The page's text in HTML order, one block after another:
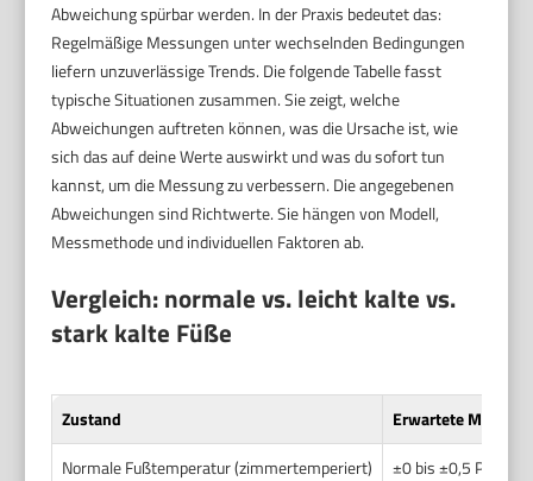
Abweichung spürbar werden. In der Praxis bedeutet das:
Regelmäßige Messungen unter wechselnden Bedingungen
liefern unzuverlässige Trends. Die folgende Tabelle fasst
typische Situationen zusammen. Sie zeigt, welche
Abweichungen auftreten können, was die Ursache ist, wie
sich das auf deine Werte auswirkt und was du sofort tun
kannst, um die Messung zu verbessern. Die angegebenen
Abweichungen sind Richtwerte. Sie hängen von Modell,
Messmethode und individuellen Faktoren ab.
Vergleich: normale vs. leicht kalte vs.
stark kalte Füße
Zustand
Erwartete
Normale Fußtemperatur (zimmertemperiert)
±0 bis ±0,5